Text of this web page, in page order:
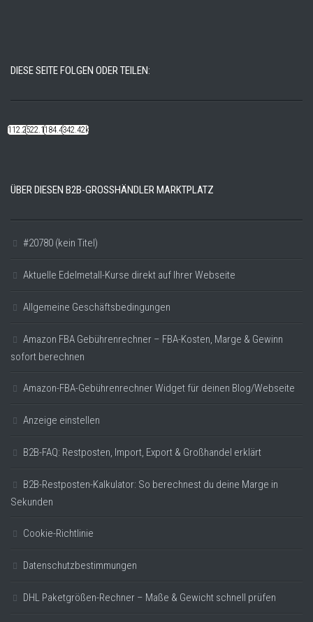
DIESE SEITE FOLGEN ODER TEILEN:
112.22k522.14k184.48k342.42k
ÜBER DIESEN B2B-GROSSHÄNDLER MARKTPLATZ
#20780 (kein Titel)
Aktuelle Edelmetall-Kurse direkt auf Ihrer Webseite
Allgemeine Geschäftsbedingungen
Amazon FBA Gebührenrechner – FBA-Kosten, Marge & Gewinn
sofort berechnen
Amazon-FBA-Gebührenrechner Widget für deinen Blog/Webseite
Anzeige einstellen
B2B-FAQ: Restposten, Import, Export & Großhandel erklärt
B2B-Restposten-Kalkulator: So berechnest du deine Marge in
Sekunden
Cookie-Richtlinie
Datenschutzbestimmungen
DHL Paketgrößen-Rechner – Maße & Gewicht schnell prüfen